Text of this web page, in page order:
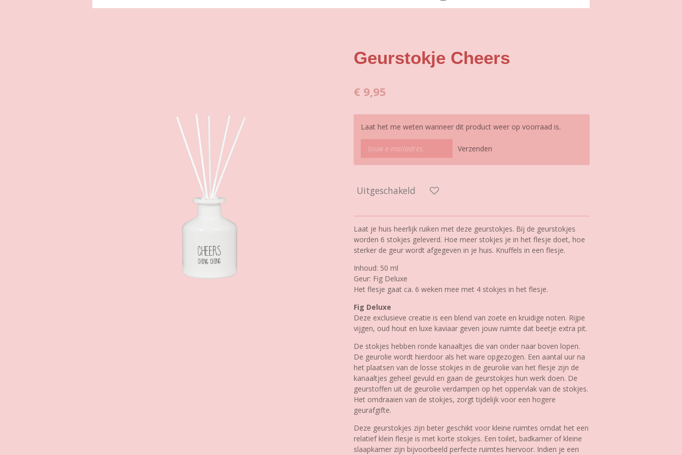
Geurstokje Cheers
€ 9,95
Laat het me weten wanneer dit product weer op voorraad is.
Verzenden
Uitgeschakeld
Laat je huis heerlijk ruiken met deze geurstokjes. Bij de geurstokjes
worden 6 stokjes geleverd. Hoe meer stokjes je in het flesje doet, hoe
sterker de geur wordt afgegeven in je huis. Knuffels in een flesje.
Inhoud: 50 ml
Geur: Fig Deluxe
Het flesje gaat ca. 6 weken mee met 4 stokjes in het flesje.
Fig Deluxe
Deze exclusieve creatie is een blend van zoete en kruidige noten. Rijpe
vijgen, oud hout en luxe kaviaar geven jouw ruimte dat beetje extra pit.
De stokjes hebben ronde kanaaltjes die van onder naar boven lopen.
De geurolie wordt hierdoor als het ware opgezogen. Een aantal uur na
het plaatsen van de losse stokjes in de geurolie van het flesje zijn de
kanaaltjes geheel gevuld en gaan de geurstokjes hun werk doen. De
geurstoffen uit de geurolie verdampen op het oppervlak van de stokjes.
Het omdraaien van de stokjes, zorgt tijdelijk voor een hogere
geurafgifte.
Deze geurstokjes zijn beter geschikt voor kleine ruimtes omdat het een
relatief klein flesje is met korte stokjes. Een toilet, badkamer of kleine
slaapkamer zijn bijvoorbeeld perfecte ruimtes hiervoor. Indien je een